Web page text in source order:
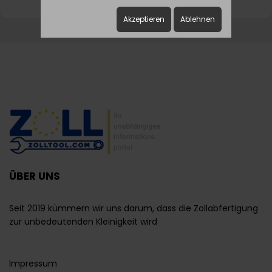
ÜBER UNS
Seit 2019 kümmern wir uns darum, dass die Zollabfertigung
zur unbedeutenden Kleinigkeit wird
Impressum
Akzeptieren Ablehnen